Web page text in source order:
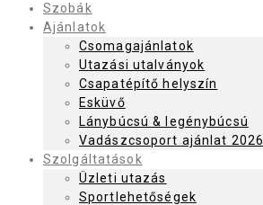
Szobák
Ajánlatok
Csomagajánlatok
Utazási utalványok
Csapatépítő helyszín
Esküvő
Lánybúcsú & legénybúcsú
Vadászcsoport ajánlat 2026.
Szolgáltatások
Üzleti utazás
Sportlehetőségek